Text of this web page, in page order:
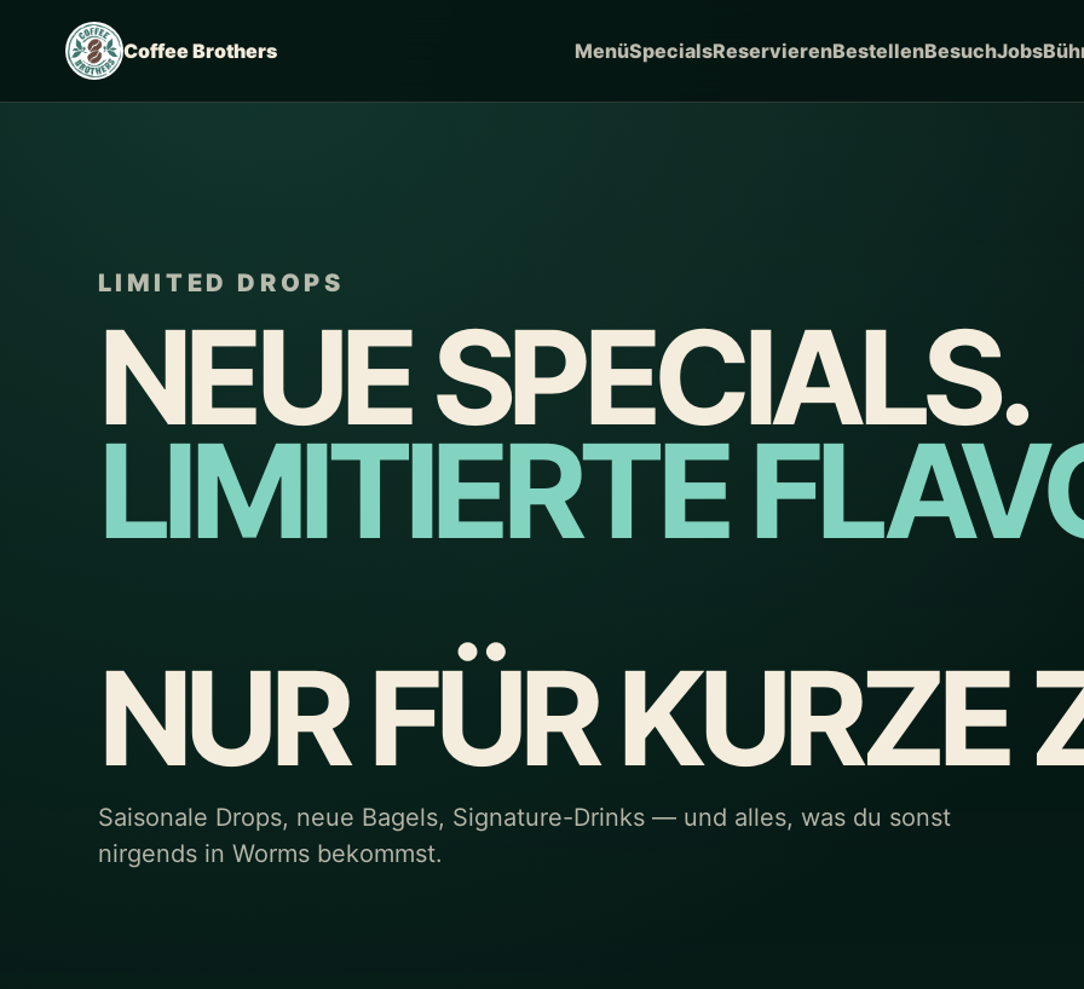
Coffee Brothers MenüSpecialsReservierenBestellenBesuchJobs
LIMITED DROPS
NEUE SPECIALS.
LIMITIERTE
NUR FÜR KURZE
Saisonale Drops, neue Bagels, Signature-Drinks — und alles, was du sonst
nirgends in Worms bekommst.